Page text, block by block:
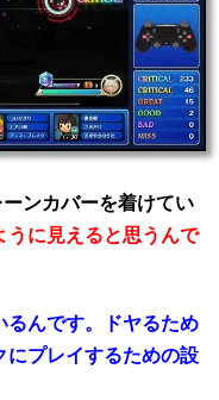
ンカバーを着けてい
うに見えると思うんで
るんです。ドヤるため
にプレイするための設